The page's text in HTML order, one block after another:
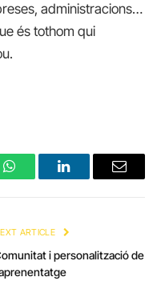
administracions…
és tothom qui
WhatsAppLinkedInEmail
ARTICLE
i personalització de